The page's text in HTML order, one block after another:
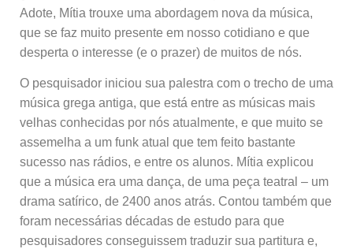
Adote, Mítia trouxe uma abordagem nova da música,
que se faz muito presente em nosso cotidiano e que
desperta o interesse (e o prazer) de muitos de nós.
O pesquisador iniciou sua palestra com o trecho de uma
música grega antiga, que está entre as músicas mais
velhas conhecidas por nós atualmente, e que muito se
assemelha a um funk atual que tem feito bastante
sucesso nas rádios, e entre os alunos. Mítia explicou
que a música era uma dança, de uma peça teatral – um
drama satírico, de 2400 anos atrás. Contou também que
foram necessárias décadas de estudo para que
pesquisadores conseguissem traduzir sua partitura e,